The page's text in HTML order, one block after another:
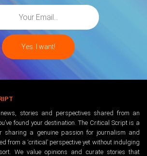
news, stories and perspectives shared from an
found your destination. The Critical Script is a
sharing a genuine passion for journalism and
from a ‘critical’ perspective yet without indulging
We value opinions and curate stories that